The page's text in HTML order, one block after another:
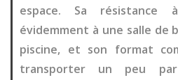
espace. Sa résistance
évidemment à une salle de
piscine, et son format
transporter un peu